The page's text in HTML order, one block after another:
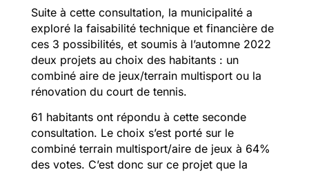
Suite à cette consultation, la municipalité a
exploré la faisabilité technique et financière de
ces 3 possibilités, et soumis à l’automne 2022
deux projets au choix des habitants : un
combiné aire de jeux/terrain multisport ou la
rénovation du court de tennis.
61 habitants ont répondu à cette seconde
consultation. Le choix s’est porté sur le
combiné terrain multisport/aire de jeux à 64%
des votes. C’est donc sur ce projet que la